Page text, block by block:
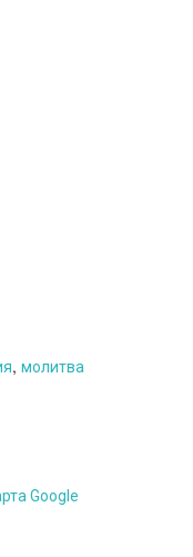
, молитва
Google